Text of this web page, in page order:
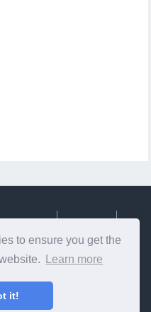
to ensure you get the
Learn more
it!
et informations utiles sur la
Web!